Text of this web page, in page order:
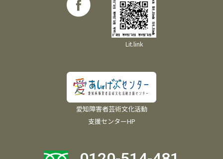
Lit.link
愛知障害者芸術文化活動
支援センターHP